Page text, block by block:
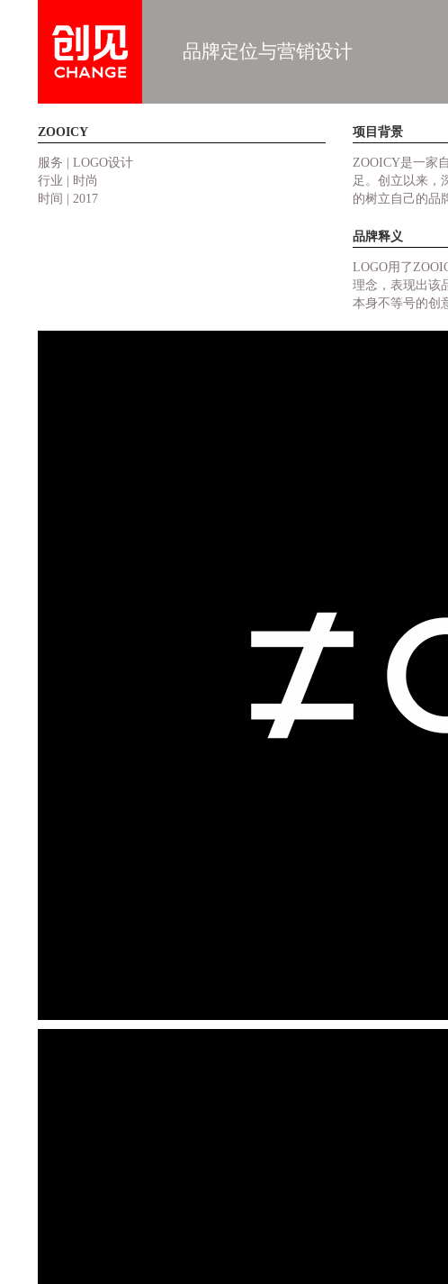
品牌定位与营销设计
ZOOICY
服务 | LOGO设计
行业 | 时尚
时间 | 2017
项目背景
ZOOICY是一家
足。创立以来，
的树立自己的品
品牌释义
LOGO用了
理念，表现出该
本身不等号的创